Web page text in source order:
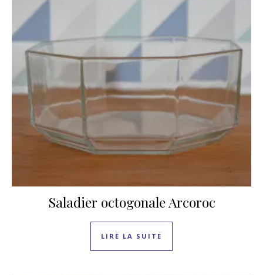
Saladier octogonale Arcoroc
LIRE LA SUITE